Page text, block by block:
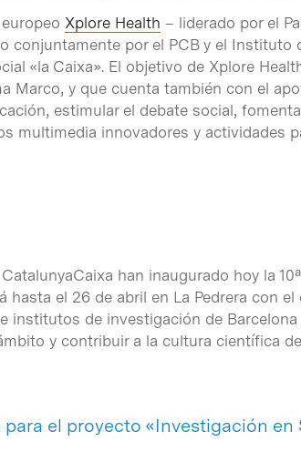
Xplore Health – liderado por el
conjuntamente por el PCB y el Instituto
«la Caixa». El objetivo de Xplore
Marco, y que cuenta también con el
estimular el debate social,
multimedia innovadores y actividades
han inaugurado hoy la
hasta el 26 de abril en La Pedrera con
institutos de investigación de Barcelona
y contribuir a la cultura científica
el proyecto «Investigación en